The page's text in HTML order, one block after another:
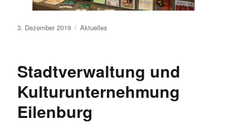
Veröffentlicht
3. Dezember 2019 Aktuelles
Stadtverwaltung und
Kulturunternehmung
Eilenburg